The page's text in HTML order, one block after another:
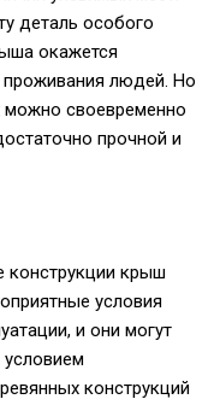
деталь особого
окажется
людей. Но
можно своевременно
прочной и
конструкции крыш
условия
и они могут
конструкций